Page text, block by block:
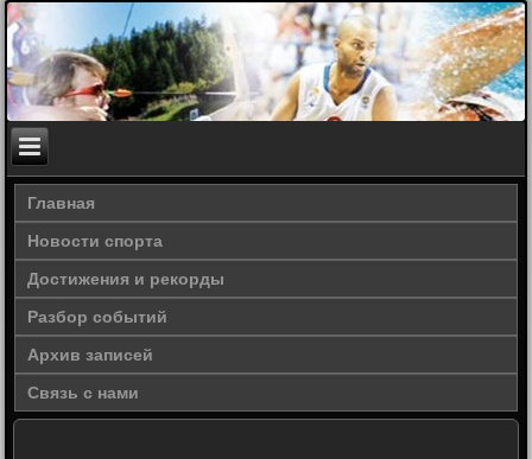
Главная
Новости спорта
Достижения и рекорды
Разбор событий
Архив записей
Связь с нами